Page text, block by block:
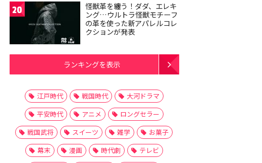
20
怪獣革を纏う！ダダ、エレキ
ング…ウルトラ怪獣モチーフ
の革を使った新アパレルコレ
クションが発表
ランキングを表示
江戸時代 戦国時代
大河ドラマ
平安時代
アニメ
ロングセラー
戦国武将
スイーツ 雑学
お菓子
幕末
漫画 時代劇
テレビ